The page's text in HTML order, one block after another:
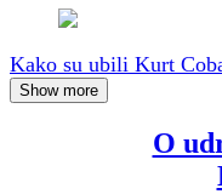
Kako su ubili Kurt
Show more
O